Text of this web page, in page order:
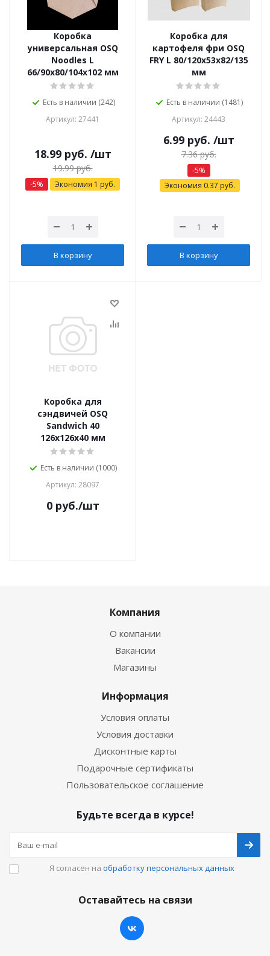
Коробка
универсальная OSQ
Noodles L
66/90х80/104х102 мм
Есть в наличии (242)
Артикул: 27441
18.99руб. /шт
19.99руб.
-5% Экономия 1 руб.
В корзину
Коробка для
картофеля фри OSQ
FRY L 80/120х53х82/135
мм
Есть в наличии (1481)
Артикул: 24443
6.99руб. /шт
7.36руб.
-5%
Экономия 0.37 руб.
В корзину
Коробка для
сэндвичей OSQ
Sandwich 40
126x126x40 мм
Есть в наличии (1000)
Артикул: 28097
0руб./шт
Компания
О компании
Вакансии
Магазины
Информация
Условия оплаты
Условия доставки
Дисконтные карты
Подарочные сертификаты
Пользовательское соглашение
Будьте всегда в курсе!
Я согласен на обработку персональных данных
Оставайтесь на связи